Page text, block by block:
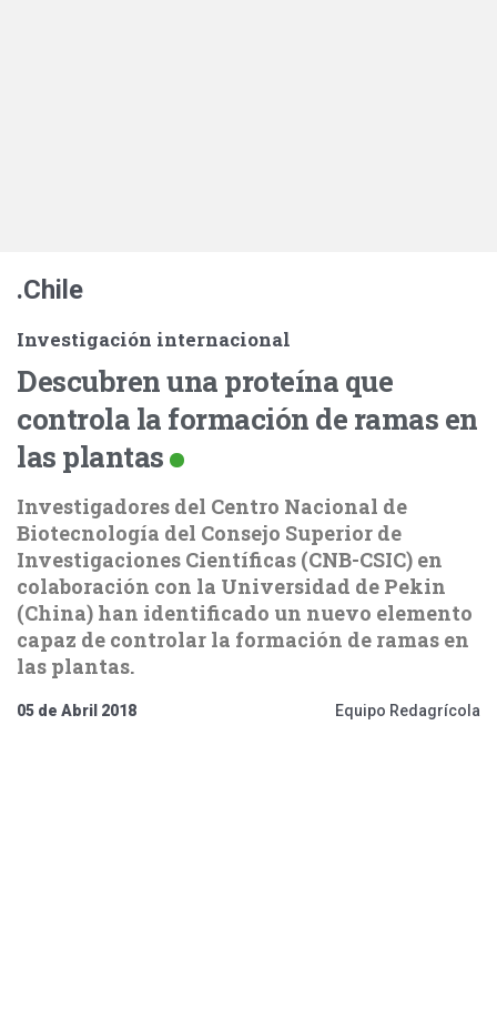
.Chile
Investigación internacional
Descubren una proteína que
controla la formación de ramas en
las plantas
Investigadores del Centro Nacional de
Biotecnología del Consejo Superior de
Investigaciones Científicas (CNB-CSIC) en
colaboración con la Universidad de Pekin
(China) han identificado un nuevo elemento
capaz de controlar la formación de ramas en
las plantas.
05 de Abril 2018 Equipo Redagrícola